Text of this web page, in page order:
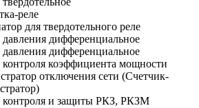
реле
для твердотельного реле
давления дифференциальное
давления дифференциальное
контроля коэффициента мощности
отключения сети (Счетчик-
контроля и защиты РКЗ, РКЗМ